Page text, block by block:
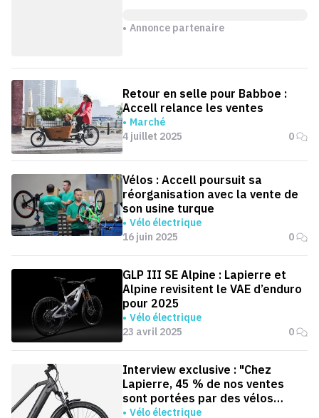
Annonce partenaire
Retour en selle pour Babboe :
Accell relance les ventes
Marché
4 juillet 2025
0
Vélos : Accell poursuit sa
réorganisation avec la vente de
son usine turque
Vélo électrique
16 juin 2025
0
GLP III SE Alpine : Lapierre et
Alpine revisitent le VAE d’enduro
pour 2025
Vélo électrique
23 avril 2025
0
Interview exclusive : "Chez
Lapierre, 45 % de nos ventes
sont portées par des vélos
électriques"
Vélo électrique